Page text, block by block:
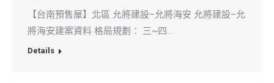
【台南預售屋】北區 允將建設–允將海安 允將建設–允
將海安建案資料 格局規劃： 三~四…
Details